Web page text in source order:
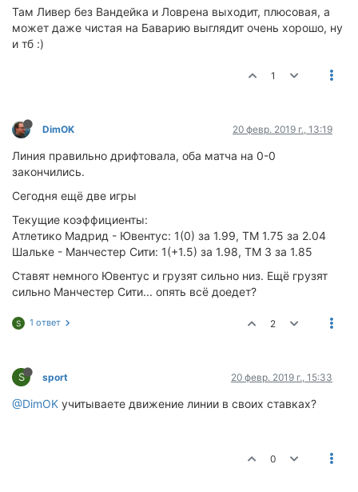
Там Ливер без Вандейка и Ловрена выходит, плюсовая, а
может даже чистая на Баварию выглядит очень хорошо, ну
и тб :)
1
DimOK 20 февр. 2019 г., 13:19
Линия правильно дрифтовала, оба матча на 0-0
закончились.
Сегодня ещё две игры
Текущие коэффициенты:
Атлетико Мадрид - Ювентус: 1(0) за 1.99, ТМ 1.75 за 2.04
Шальке - Манчестер Сити: 1(+1.5) за 1.98, ТМ 3 за 1.85
Ставят немного Ювентус и грузят сильно низ. Ещё грузят
сильно Манчестер Сити... опять всё доедет?
S 1 ответ 2
S sport 20 февр. 2019 г., 15:33
@DimOK учитываете движение линии в своих ставках?
0